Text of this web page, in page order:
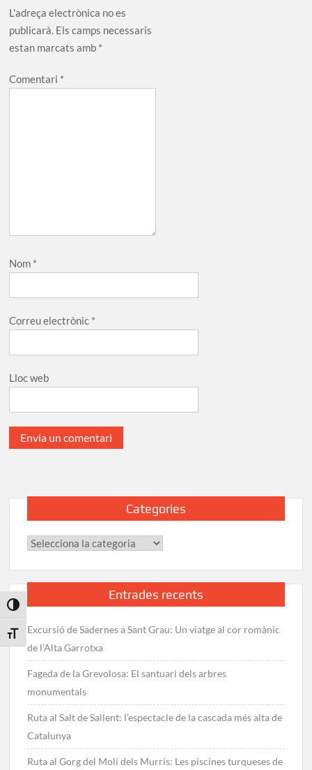
Toggle High Contrast
Toggle Font size
L'adreça electrònica no es
publicarà. Els camps necessaris
estan marcats amb *
Comentari *
Nom *
Correu electrònic *
Lloc web
Categories
Categories
Entrades recents
Excursió de Sadernes a Sant Grau: Un viatge al cor romànic
de l’Alta Garrotxa
Fageda de la Grevolosa: El santuari dels arbres
monumentals
Ruta al Salt de Sallent: l’espectacle de la cascada més alta de
Catalunya
Ruta al Gorg del Molí dels Murris: Les piscines turqueses de